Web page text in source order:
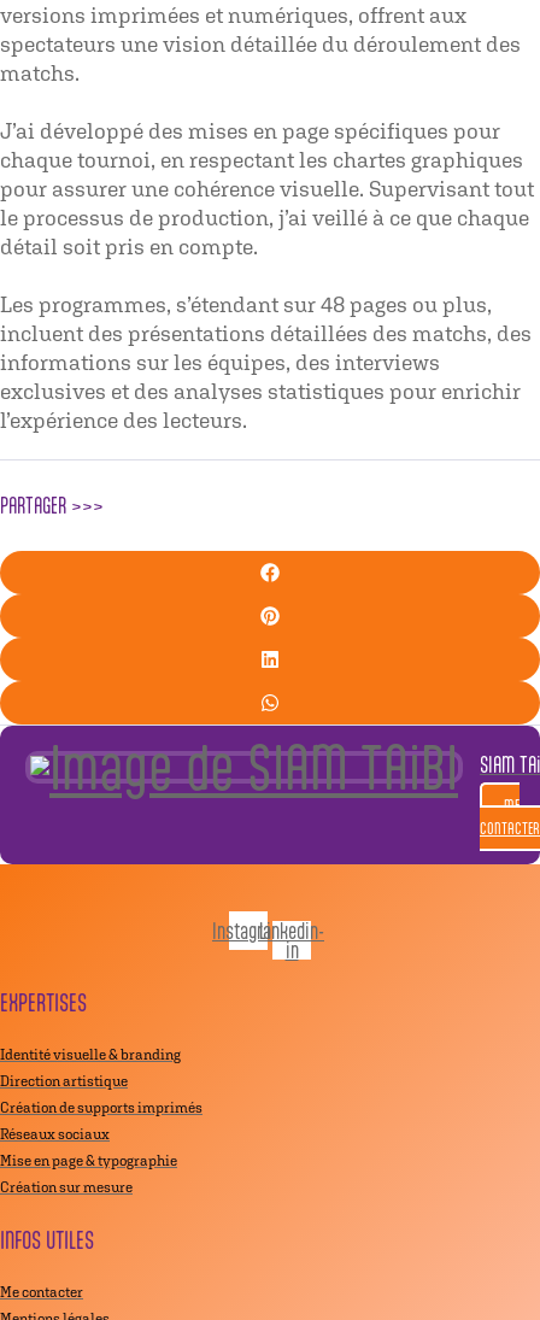
versions imprimées et numériques, offrent aux
spectateurs une vision détaillée du déroulement des
matchs.
J’ai développé des mises en page spécifiques pour
chaque tournoi, en respectant les chartes graphiques
pour assurer une cohérence visuelle. Supervisant tout
le processus de production, j’ai veillé à ce que chaque
détail soit pris en compte.
Les programmes, s’étendant sur 48 pages ou plus,
incluent des présentations détaillées des matchs, des
informations sur les équipes, des interviews
exclusives et des analyses statistiques pour enrichir
l’expérience des lecteurs.
PARTAGER >>>
SIAM
ME
CONTACTER
InstagramLinkedin-
in
EXPERTISES
Identité visuelle & branding
Direction artistique
Création de supports imprimés
Réseaux sociaux
Mise en page & typographie
Création sur mesure
INFOS UTILES
Me contacter